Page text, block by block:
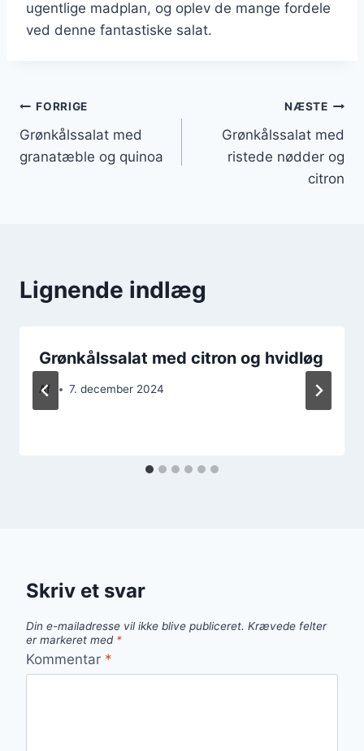
ugentlige madplan, og oplev de mange fordele
ved denne fantastiske salat.
Indlægsnavigation
FORRIGE
Grønkålssalat med
granatæble og quinoa
NÆSTE
Grønkålssalat med
ristede nødder og
citron
Lignende indlæg
Grønkålssalat med citron og hvidløg
Af 7. december 2024
Skriv et svar
Din e-mailadresse vil ikke blive publiceret. Krævede felter
er markeret med *
Kommentar *